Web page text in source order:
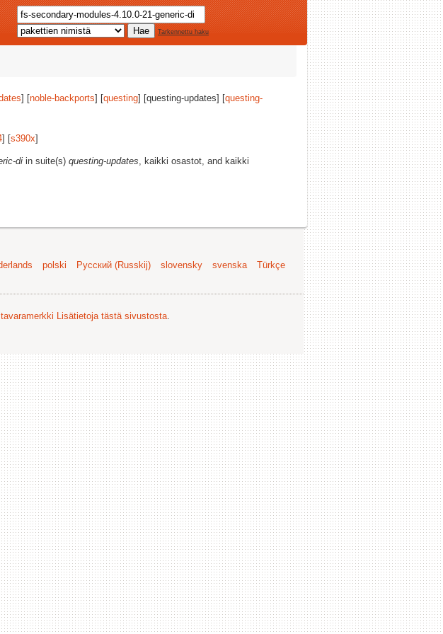
Tarkennettu haku
] [noble-backports] [questing] [questing-updates] [questing-
] [s390x]
di in suite(s) questing-updates, kaikki osastot, and kaikki
polski Русский (Russkij) slovensky svenska
Türkçe
tavaramerkki Lisätietoja tästä sivustosta.